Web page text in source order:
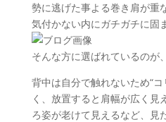
勢に逃げた事よる巻き肩が重
気付かない内にガチガチに固
そんな方に選ばれているのが
背中は自分で触れないため“
く、放置すると肩幅が広く見
ろ姿が老けて見えるなど、見